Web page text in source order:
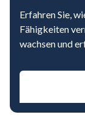
Erfahren Sie,
Fähigkeiten
wachsen und